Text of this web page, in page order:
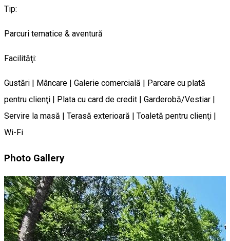
Tip:
Parcuri tematice & aventură
Facilităţi:
Gustări | Mâncare | Galerie comercială | Parcare cu plată
pentru clienţi | Plata cu card de credit | Garderobă/Vestiar |
Servire la masă | Terasă exterioară | Toaletă pentru clienţi |
Wi-Fi
Photo Gallery